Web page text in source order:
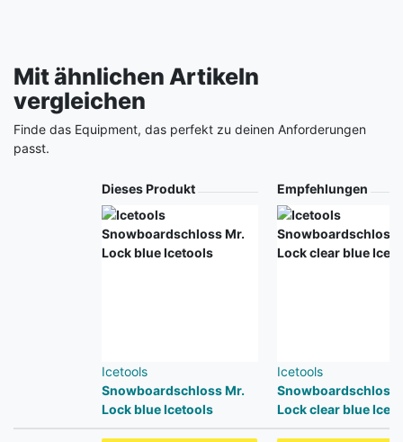
Mit ähnlichen Artikeln
vergleichen
Finde das Equipment, das perfekt zu deinen Anforderungen
passt.
Dieses Produkt
Icetools
Snowboardschloss Mr.
Lock blue Icetools
Empfehlungen
Icetools
Snowboardschloss
Lock clear blue